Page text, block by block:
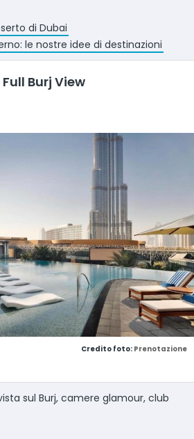
di Dubai
le nostre idee di destinazioni
Burj View
Credito foto: Prenotazione
sul Burj, camere glamour, club